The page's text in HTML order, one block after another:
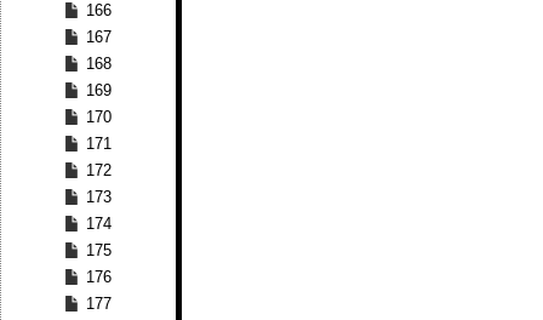
166
167
168
169
170
171
172
173
174
175
176
177